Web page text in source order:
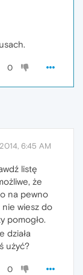
0
6:45 AM
listę
że
na pewno
nie wiesz do
pomogło.
działa
użyć?
0